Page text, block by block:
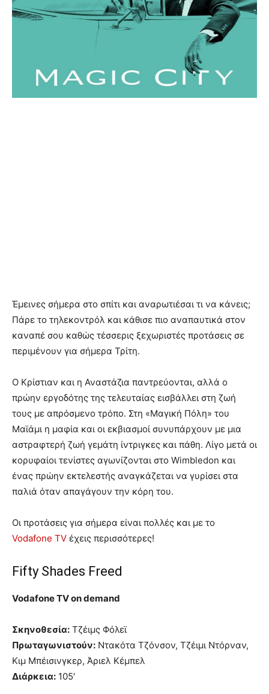
Έμεινες σήμερα στο σπίτι και αναρωτιέσαι τι να κάνεις;
Πάρε το τηλεκοντρόλ και κάθισε πιο αναπαυτικά στον
καναπέ σου καθώς τέσσερις ξεχωριστές προτάσεις σε
περιμένουν για σήμερα Τρίτη.
Ο Κρίστιαν και η Αναστάζια παντρεύονται, αλλά ο
πρώην εργοδότης της τελευταίας εισβάλλει στη ζωή
τους με απρόσμενο τρόπο. Στη «Μαγική Πόλη» του
Μαϊάμι η μαφία και οι εκβιασμοί συνυπάρχουν με μια
αστραφτερή ζωή γεμάτη ίντριγκες και πάθη. Λίγο μετά οι
κορυφαίοι τενίστες αγωνίζονται στο Wimbledon και
ένας πρώην εκτελεστής αναγκάζεται να γυρίσει στα
παλιά όταν απαγάγουν την κόρη του.
Οι προτάσεις για σήμερα είναι πολλές και με το
Vodafone TV έχεις περισσότερες!
Fifty Shades Freed
Vodafone TV on demand
Σκηνοθεσία: Τζέιμς Φόλεϊ
Πρωταγωνιστούν: Ντακότα Τζόνσον, Τζέιμι Ντόρναν,
Κιμ Μπέισινγκερ, Άριελ Κέμπελ
Διάρκεια: 105′